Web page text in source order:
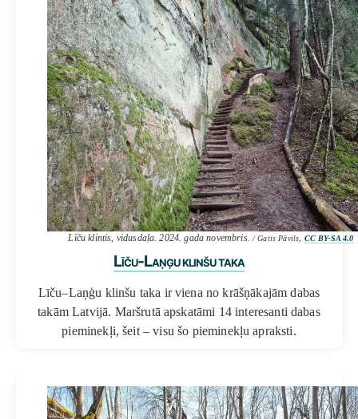
Līču klintis, vidusdaļa. 2024. gada novembris./ Gatis Pāvils, CC BY-SA 4.0
Līču-Laņģu klinšu taka
Līču–Laņģu klinšu taka ir viena no krāšņākajām dabas
takām Latvijā. Maršrutā apskatāmi 14 interesanti dabas
pieminekļi, šeit – visu šo pieminekļu apraksti.